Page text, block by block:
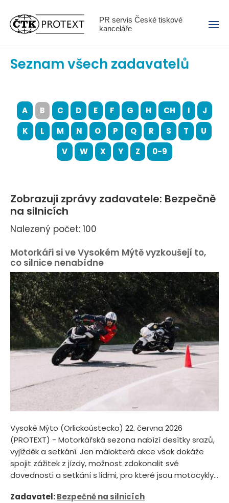
PR servis České tiskové
kanceláře
Menu
Seznam všech zadavatelů
A B C D E F G H CH I
J
K
L M N O P Q R S T
U
V
W X Y Z 0-9
Zobrazuji zprávy zadavatele: Bezpečně
na silnicích
Nalezený počet: 100
Motorkáři si ve Vysokém Mýtě vyzkoušejí to,
co silnice nenabídne
Vysoké Mýto (Orlickoústecko) 22. června 2026
(PROTEXT) - Motorkářská sezona nabízí desítky srazů,
vyjížděk a setkání. Jen málokterá akce však dokáže
spojit zážitek z jízdy, možnost zdokonalit své
dovednosti a setkání s lidmi, pro které jsou motocykly...
Zadavatel:Bezpečně na silnicích